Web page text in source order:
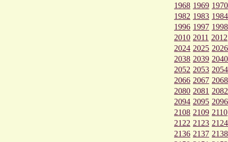
1968 1969 1970
1982 1983 1984
1996 1997 1998
2010 2011 2012
2024 2025 2026
2038 2039 2040
2052 2053 2054
2066 2067 2068
2080 2081 2082
2094 2095 2096
2108 2109 2110
2122 2123 2124
2136 2137 2138